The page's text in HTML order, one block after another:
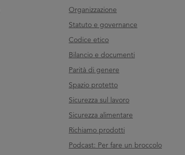
Organizzazione
Statuto e governance
Codice etico
Bilancio e documenti
Parità di genere
Spazio protetto
Sicurezza sul lavoro
Sicurezza alimentare
Richiamo prodotti
Podcast: Per fare un broccolo